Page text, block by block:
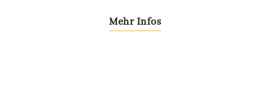
Mehr Infos